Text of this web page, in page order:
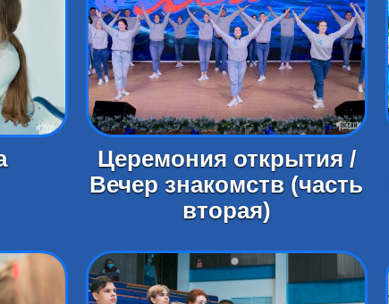
Церемония открытия /
Вечер знакомств (часть
вторая)